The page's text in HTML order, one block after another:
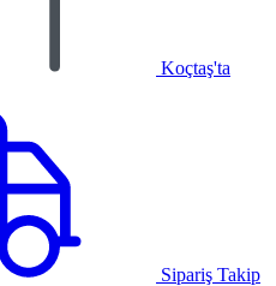
Koçtaş'ta
Sipariş Takip